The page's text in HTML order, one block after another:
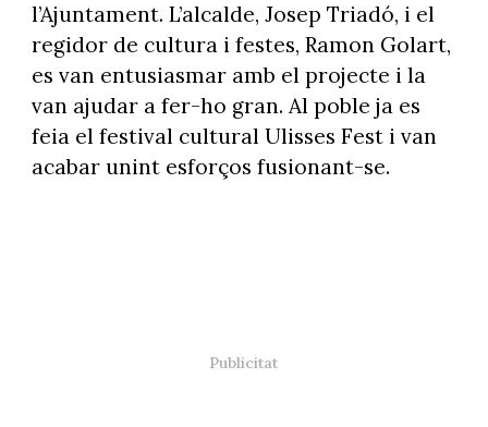
l’Ajuntament. L’alcalde, Josep Triadó, i el
regidor de cultura i festes, Ramon Golart,
es van entusiasmar amb el projecte i la
van ajudar a fer-ho gran. Al poble ja es
feia el festival cultural Ulisses Fest i van
acabar unint esforços fusionant-se.